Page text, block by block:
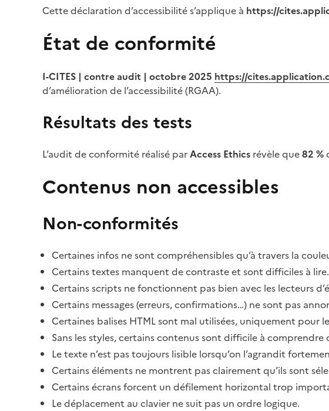
Cette déclaration d’accessibilité s’applique à https://
État de conformité
I-CITES | contre audit | octobre 2025 https://
d’amélioration de l’accessibilité (RGAA).
Résultats des tests
L’audit de conformité réalisé parAccess Ethics révèle que82 %
Contenus non accessibles
Non-conformités
Certaines infos ne sont compréhensibles qu’à travers la
Certains textes manquent de contraste et sont difficiles à lire.
Certains scripts ne fonctionnent pas bien avec les lecteurs
Certains messages (erreurs, confirmations…) ne sont pas
Certaines balises HTML sont mal utilisées, uniquement pour
Sans les styles, certains contenus sont difficile à
Le texte n’est pas toujours lisible lorsqu’on l’agrandit
Certains éléments ne montrent pas clairement qu’ils sont
Certains écrans forcent un défilement horizontal trop
Le déplacement au clavier ne suit pas un ordre logique.